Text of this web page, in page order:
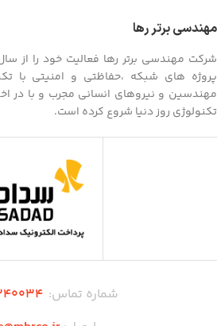
مهندسی برتر رها
پروژه های شبکه ،حفاظتی و امنیتی با
مهندسین و نیروهای انسانی مجرب و با در
تکنولوژی روز دنیا شروع کرده است.
شماره تماس: